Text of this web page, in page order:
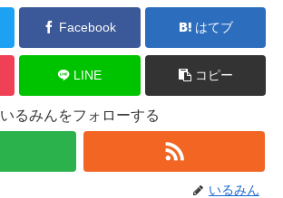
Facebook はてブ
LINE コピー
いるみんをフォローする
いるみん